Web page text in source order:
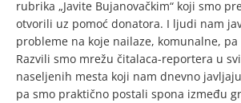
rubrika „Javite Bujanovačkim“ koji smo
otvorili uz pomoć donatora. I ljudi nam
probleme na koje nailaze, komunalne,
Razvili smo mrežu čitalaca-reportera u
naseljenih mesta koji nam dnevno
pa smo praktično postali spona između